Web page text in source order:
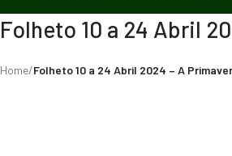
Folheto 10 a 24 Abril
Home/Folheto 10 a 24 Abril 2024 – A